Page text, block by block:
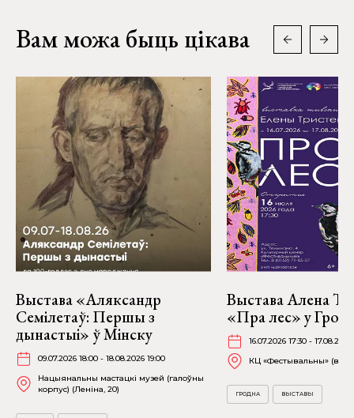
Вам можа быць цікава
Выстава «Аляксандр
Семілетаў: Першы з
дынастыі» ў Мінску
09.07.2026 18:00 - 18.08.2026 19:00
Нацыянальны мастацкі музей (галоўны
корпус) (Леніна, 20)
Выстава Алена
«Пра лес» у
16.07.2026 17:30 - 17.08.2026
КЦ «Фестывальны» (вул.
ГРОДНА ВЫСТАВЫ